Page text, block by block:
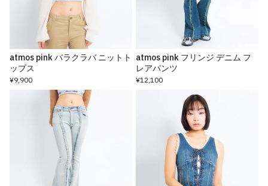
atmos pink バラクラバ ニットト
ップス
¥9,900
atmos pink フリンジ デニム フ
レアパンツ
¥12,100